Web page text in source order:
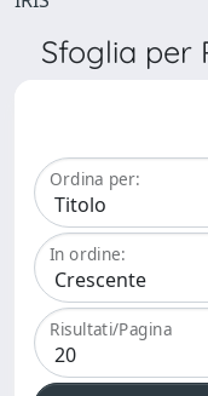
Sfoglia per
Ordina per:
In ordine:
Risultati/Pagina